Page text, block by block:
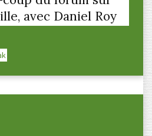
avec Daniel Roy